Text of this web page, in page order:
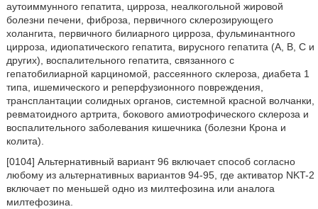
аутоиммунного гепатита, цирроза, неалкогольной жировой
болезни печени, фиброза, первичного склерозирующего
холангита, первичного билиарного цирроза, фульминантного
цирроза, идиопатического гепатита, вирусного гепатита (А, В, С и
других), воспалительного гепатита, связанного с
гепатобилиарной карциномой, рассеянного склероза, диабета 1
типа, ишемического и реперфузионного повреждения,
трансплантации солидных органов, системной красной волчанки,
ревматоидного артрита, бокового амиотрофического склероза и
воспалительного заболевания кишечника (болезни Крона и
колита).
[0104] Альтернативный вариант 96 включает способ согласно
любому из альтернативных вариантов 94-95, где активатор NKT-2
включает по меньшей одно из милтефозина или аналога
милтефозина.